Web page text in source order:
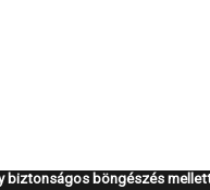
biztonságos böngészés